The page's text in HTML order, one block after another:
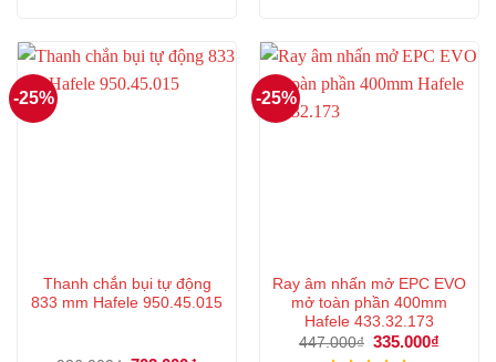
372.000₫.
-25%
Thanh chắn bụi tự động
833 mm Hafele 950.45.015
-25%
Ray âm nhấn mở EPC EVO
mở toàn phần 400mm
Hafele 433.32.173
447.000₫ Giá
gốc
335.000₫